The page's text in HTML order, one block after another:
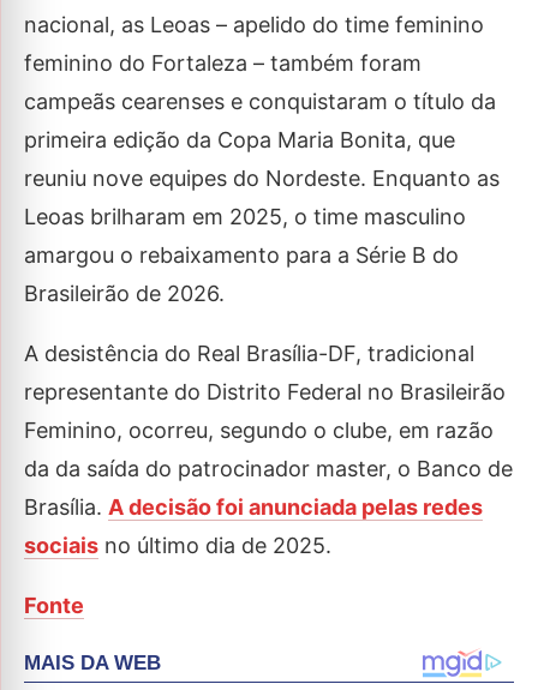
nacional, as Leoas – apelido do time feminino
feminino do Fortaleza – também foram
campeãs cearenses e conquistaram o título da
primeira edição da Copa Maria Bonita, que
reuniu nove equipes do Nordeste. Enquanto as
Leoas brilharam em 2025, o time masculino
amargou o rebaixamento para a Série B do
Brasileirão de 2026.
A desistência do Real Brasília-DF, tradicional
representante do Distrito Federal no Brasileirão
Feminino, ocorreu, segundo o clube, em razão
da da saída do patrocinador master, o Banco de
Brasília. A decisão foi anunciada pelas redes
sociais no último dia de 2025.
Fonte